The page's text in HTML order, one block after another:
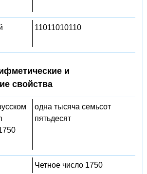
11011010110
и
свойства
одна тысяча семьсот
пятьдесят
Четное число 1750